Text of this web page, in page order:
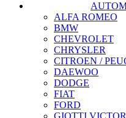
ALFA ROMEO
BMW
CHEVROLET
CHRYSLER
CITROEN /
DAEWOO
DODGE
FIAT
FORD